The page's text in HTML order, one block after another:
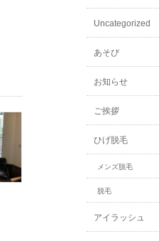
Uncategorized
あそび
お知らせ
ご挨拶
ひげ脱毛
メンズ脱毛
脱毛
アイラッシュ